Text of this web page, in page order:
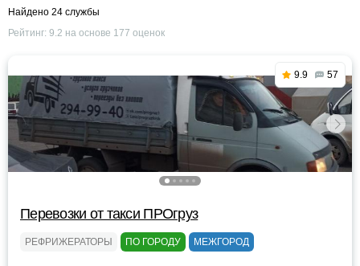
Найдено 24 службы
Рейтинг: 9.2 на основе 177 оценок
9.9 57
Перевозки от такси ПРОгруз
РЕФРИЖЕРАТОРЫ ПО ГОРОДУ МЕЖГОРОД